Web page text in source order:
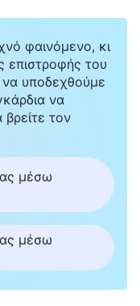
στη Βίβλο λέει
θα εμφανιστούν
αν το
έπρεπε να
το
και βολικό,
να συνδεθώ για
έκλεισα το
διαδίκτυο
ειδήσεων.
φαινόμενο, κι
επιστροφής του
υποδεχθούμε
να
βρείτε τον
μέσω
μέσω